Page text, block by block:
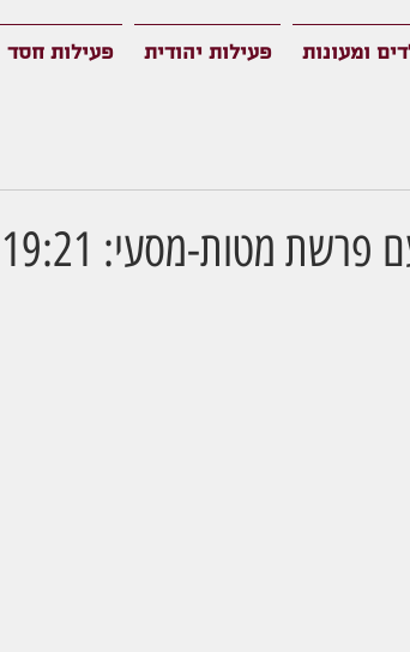
ומעונות פעילות יהודית פעילות חסד
מטות-מסעי: 19:21